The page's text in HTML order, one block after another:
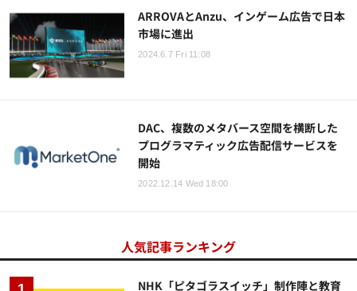
ARROVAとAnzu、インゲーム広告で日本
市場に進出
2024.6.7 Fri 11:08
DAC、複数のメタバース空間を横断した
プログラマティック広告配信サービスを
開始
2022.12.14 Wed 18:00
人気記事ランキング
NHK「ピタゴラスイッチ」制作陣と教育